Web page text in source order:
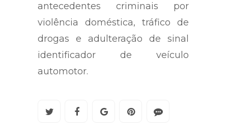
antecedentes criminais por
violência doméstica, tráfico de
drogas e adulteração de sinal
identificador de veículo
automotor.